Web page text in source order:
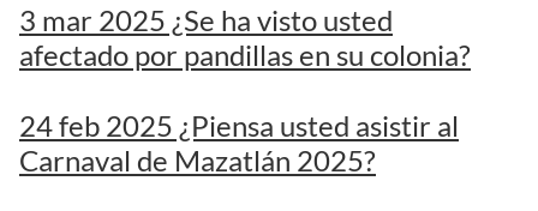
3 mar 2025 ¿Se ha visto usted
afectado por pandillas en su colonia?
24 feb 2025 ¿Piensa usted asistir al
Carnaval de Mazatlán 2025?